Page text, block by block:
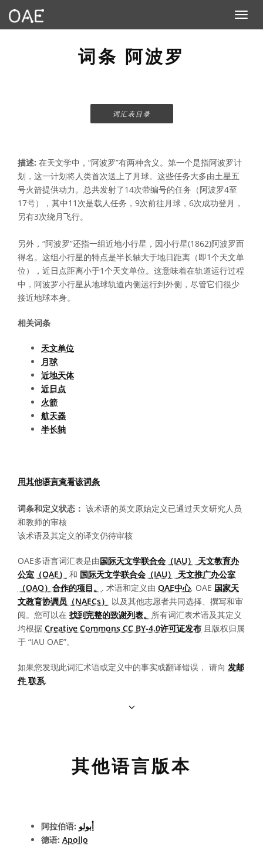
Toggle
词条 阿波罗
词汇表目录
描述: 在天文学中，“阿波罗”有两种含义。第一个是指阿波罗计
划，这一计划将人类首次送上了月球。这些任务大多由土星五
号火箭提供动力。总共发射了14次带编号的任务（阿波罗4至
17号），其中11次是载人任务，9次前往月球，6次成功登月，
另有3次绕月飞行。
另外，“阿波罗”还指一组近地小行星，因小行星(1862)阿波罗而
得名。这组小行星的特点是半长轴大于地日距离（即1个天文单
位），近日点距离小于1个天文单位。这意味着在轨道运行过程
中，阿波罗小行星从地球轨道内侧运行到外侧，尽管它们很少
接近地球本身。
相关词条
天文单位
月球
近地天体
近日点
火箭
航天器
半长轴
用其他语言查看该词条
词条和定义状态： 该术语的英文原始定义已通过天文研究人员
和教师的审核
该术语及其定义的译文仍待审核
OAE多语言词汇表是由国际天文学联合会（IAU） 天文教育办
公室（OAE）
和 国际天文学联合会（IAU） 天文推广办公室
（OAO）合作的项目。 . 术语和定义由 OAE中心, OAE 国家天
文教育协调员（NAECs）
以及其他志愿者共同选择、撰写和审
阅。您可以在 找到完整的致谢列表。 所有词汇表术语及其定义
均根据 Creative Commons CC BY-4.0许可证发布 且版权归属
于 “IAU OAE”。
如果您发现此词汇术语或定义中的事实或翻译错误， 请向 发邮
件 联系.
其他语言版本
阿拉伯语: أبولو
德语: Apollo